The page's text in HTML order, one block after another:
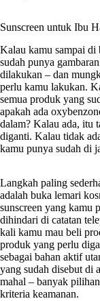
Sunscreen untuk Ibu
Kalau kamu sampai di
sudah punya
dilakukan – dan
perlu kamu lakukan.
semua produk yang
apakah ada
dalam? Kalau ada, itu
diganti. Kalau tidak
kamu punya sudah di
Langkah paling
adalah buka lemari
sunscreen yang kamu
dihindari di catatan
kali kamu mau beli
produk yang perlu
sebagai bahan aktif
yang sudah disebut di
mahal – banyak
kriteria keamanan.